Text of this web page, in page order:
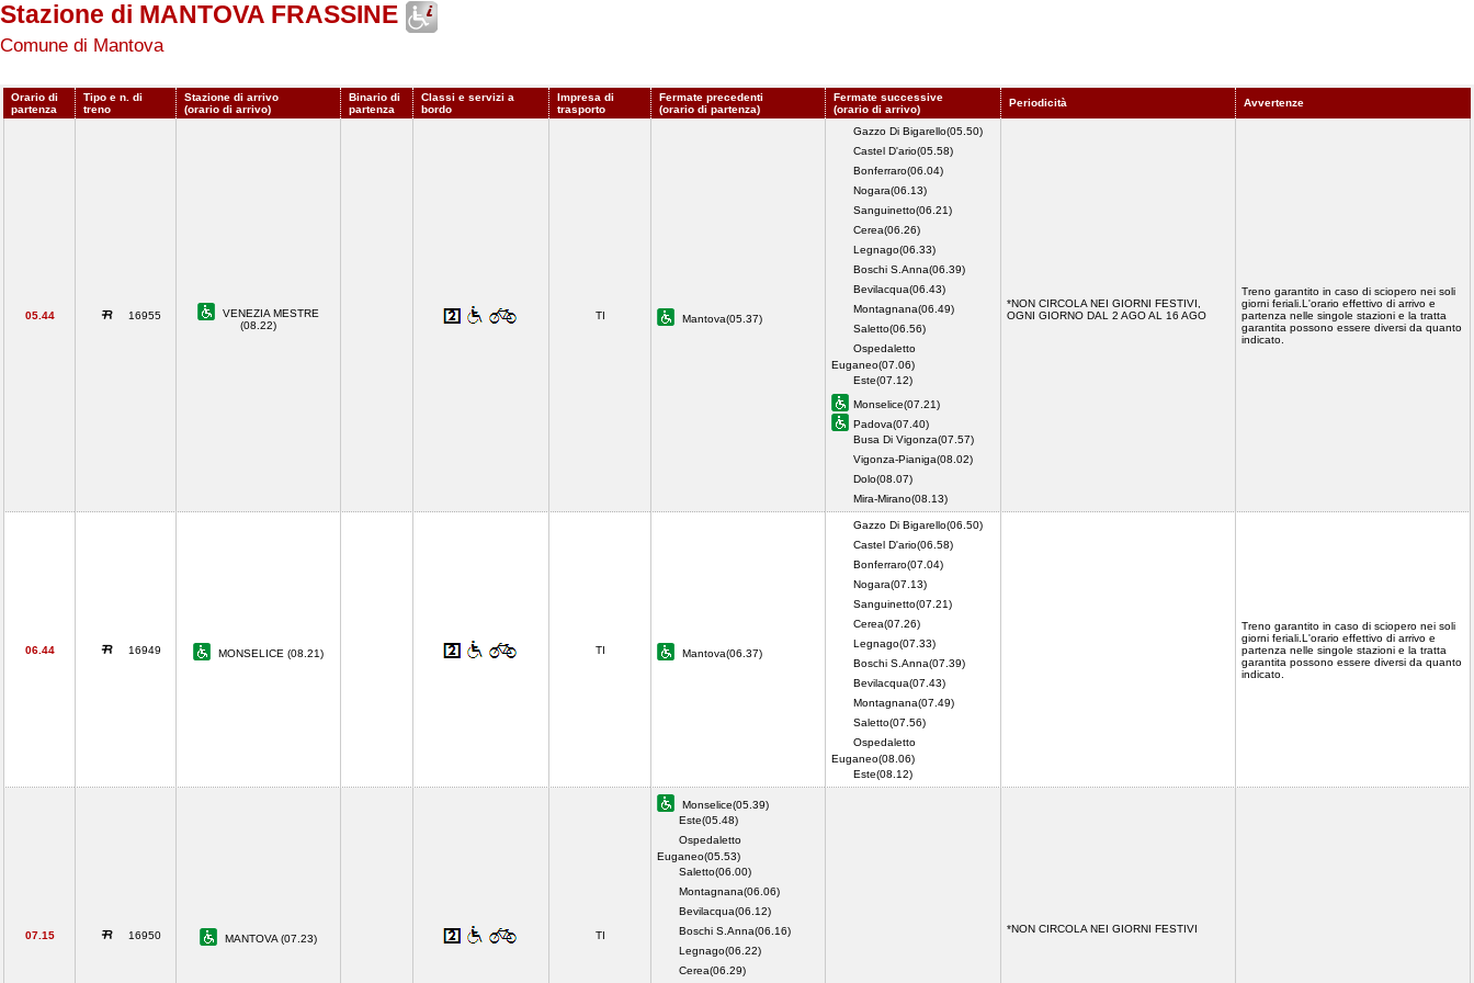
Stazione di MANTOVA FRASSINE
Comune di Mantova
Orario di
partenza
Tipo e n. di
treno
Stazione di arrivo
(orario di arrivo)
Binario di
partenza
Classi e servizi a
bordo
Impresa di
trasporto
Fermate precedenti
(orario di partenza)
Fermate successive
(orario di arrivo)
Periodicità Avvertenze
05.44 16955
VENEZIA MESTRE
(08.22)
TI Mantova(05.37)
Gazzo Di Bigarello(05.50)
Castel D'ario(05.58)
Bonferraro(06.04)
Nogara(06.13)
Sanguinetto(06.21)
Cerea(06.26)
Legnago(06.33)
Boschi S.Anna(06.39)
Bevilacqua(06.43)
Montagnana(06.49)
Saletto(06.56)
Ospedaletto
Euganeo(07.06)
Este(07.12)
Monselice(07.21)
Padova(07.40)
Busa Di Vigonza(07.57)
Vigonza-Pianiga(08.02)
Dolo(08.07)
Mira-Mirano(08.13)
*NON CIRCOLA NEI GIORNI FESTIVI,
OGNI GIORNO DAL 2 AGO AL 16 AGO
Treno garantito in caso di sciopero nei soli
giorni feriali.L'orario effettivo di arrivo e
partenza nelle singole stazioni e la tratta
garantita possono essere diversi da quanto
indicato.
06.44 16949 MONSELICE (08.21) TI Mantova(06.37)
Gazzo Di Bigarello(06.50)
Castel D'ario(06.58)
Bonferraro(07.04)
Nogara(07.13)
Sanguinetto(07.21)
Cerea(07.26)
Legnago(07.33)
Boschi S.Anna(07.39)
Bevilacqua(07.43)
Montagnana(07.49)
Saletto(07.56)
Ospedaletto
Euganeo(08.06)
Este(08.12)
Treno garantito in caso di sciopero nei soli
giorni feriali.L'orario effettivo di arrivo e
partenza nelle singole stazioni e la tratta
garantita possono essere diversi da quanto
indicato.
07.15 16950 MANTOVA (07.23) TI
Monselice(05.39)
Este(05.48)
Ospedaletto
Euganeo(05.53)
Saletto(06.00)
Montagnana(06.06)
Bevilacqua(06.12)
Boschi S.Anna(06.16)
Legnago(06.22)
Cerea(06.29)
*NON CIRCOLA NEI GIORNI FESTIVI